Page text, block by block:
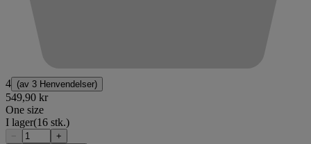
4 (av 3 Henvendelser)
549,90 kr
One size
I lager(16 stk.)
−
+